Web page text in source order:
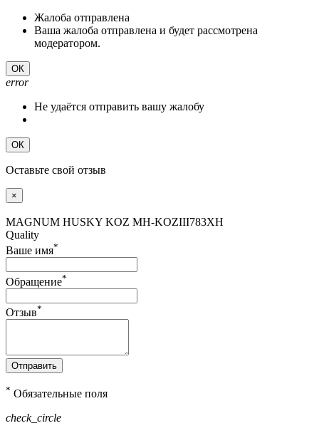
Жалоба отправлена
Ваша жалоба отправлена и будет рассмотрена
модератором.
ОК
error
Не удаётся отправить вашу жалобу
ОК
Оставьте свой отзыв
×
MAGNUM HUSKY KOZ MH-KOZIII783XH
Quality
Ваше имя*
Обращение*
Отзыв*
Отправить
* Обязательные поля
check_circle